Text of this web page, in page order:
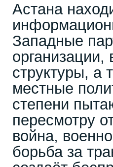
Астана
Западные
организации,
структуры, а
местные
степени
пересмотру
война,
борьба за